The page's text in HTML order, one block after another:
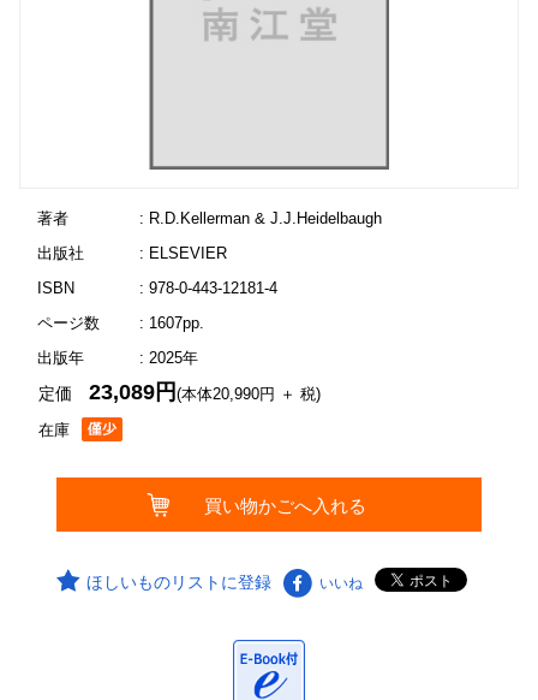
著者
: R.D.Kellerman & J.J.Heidelbaugh
出版社
: ELSEVIER
ISBN
: 978-0-443-12181-4
ページ数
: 1607pp.
出版年
: 2025年
在庫
定価23,089円(本体20,990円 ＋ 税)
ほしいものリストに登録 いいね